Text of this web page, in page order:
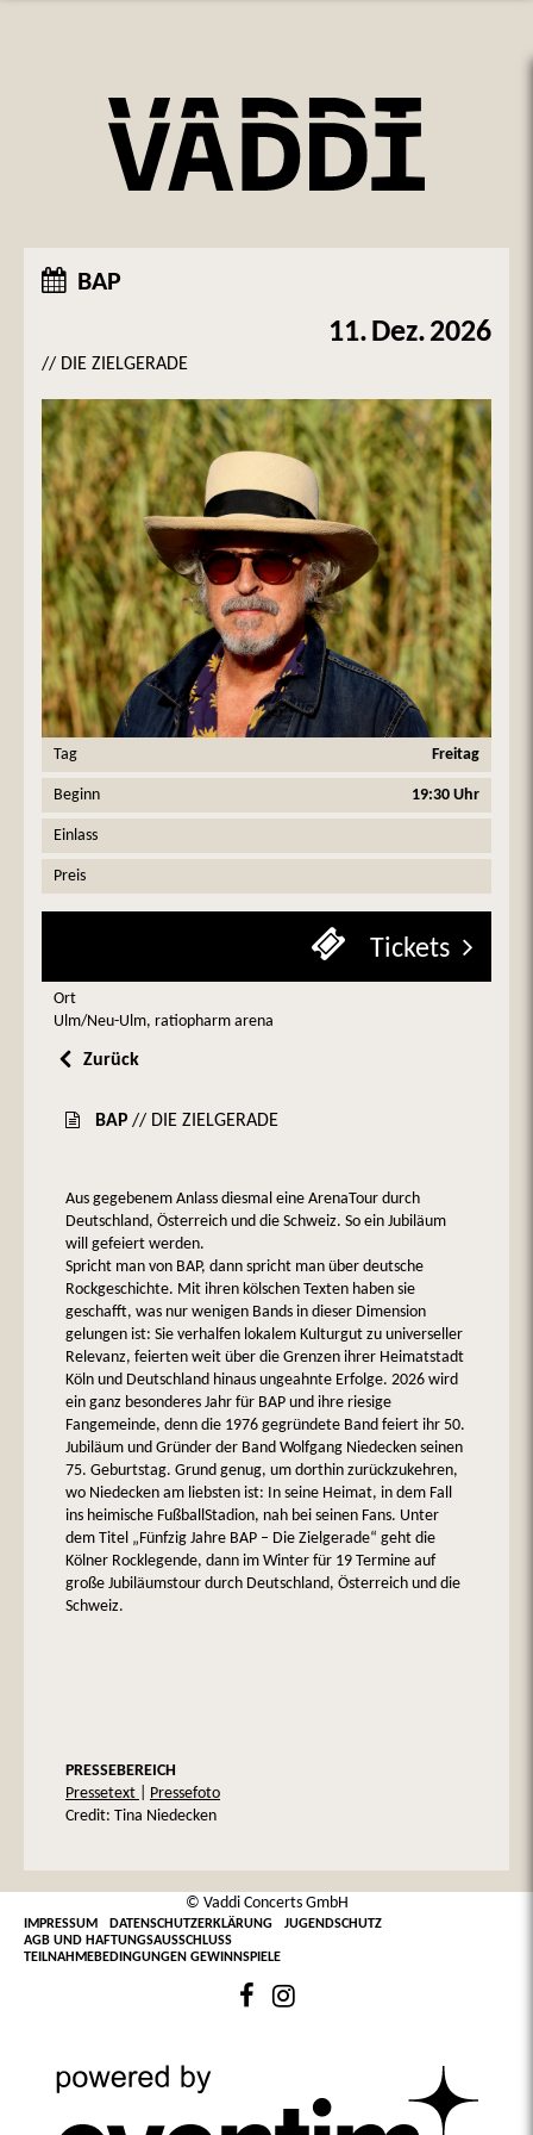
BAP
11.Dez.2026
// DIE ZIELGERADE
Tag Freitag
Beginn 19:30 Uhr
Einlass
Preis
Tickets
Ort
Ulm/Neu-Ulm, ratiopharm arena
Zurück
BAP // DIE ZIELGERADE
Aus gegebenem Anlass diesmal eine ArenaTour durch
Deutschland, Österreich und die Schweiz. So ein Jubiläum
will gefeiert werden.
Spricht man von BAP, dann spricht man über deutsche
Rockgeschichte. Mit ihren kölschen Texten haben sie
geschafft, was nur wenigen Bands in dieser Dimension
gelungen ist: Sie verhalfen lokalem Kulturgut zu universeller
Relevanz, feierten weit über die Grenzen ihrer Heimatstadt
Köln und Deutschland hinaus ungeahnte Erfolge. 2026 wird
ein ganz besonderes Jahr für BAP und ihre riesige
Fangemeinde, denn die 1976 gegründete Band feiert ihr 50.
Jubiläum und Gründer der Band Wolfgang Niedecken seinen
75. Geburtstag. Grund genug, um dorthin zurückzukehren,
wo Niedecken am liebsten ist: In seine Heimat, in dem Fall
ins heimische FußballStadion, nah bei seinen Fans. Unter
dem Titel „Fünfzig Jahre BAP – Die Zielgerade“ geht die
Kölner Rocklegende, dann im Winter für 19 Termine auf
große Jubiläumstour durch Deutschland, Österreich und die
Schweiz.
PRESSEBEREICH
Pressetext
Pressefoto
Credit: Tina Niedecken
© Vaddi Concerts GmbH
IMPRESSUM DATENSCHUTZERKLÄRUNG
JUGENDSCHUTZ
AGB UND HAFTUNGSAUSSCHLUSS
TEILNAHMEBEDINGUNGEN GEWINNSPIELE